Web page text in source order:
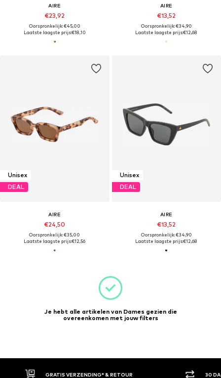
AIRE
€23,92
Oorspronkelijk: €45,00
Laatste laagste prijs:€18,10
AIRE
€13,52
Oorspronkelijk: €34,90
Laatste laagste prijs:€12,68
Unisex
DEAL
AIRE
€24,50
Oorspronkelijk: €35,00
Laatste laagste prijs:€12,56
Unisex
DEAL
AIRE
€13,52
Oorspronkelijk: €34,90
Laatste laagste prijs:€12,68
Je hebt alle artikelen van Dames gezien die
overeenkomen met jouw filters
GRATIS VERZENDING* & RETOUR 30